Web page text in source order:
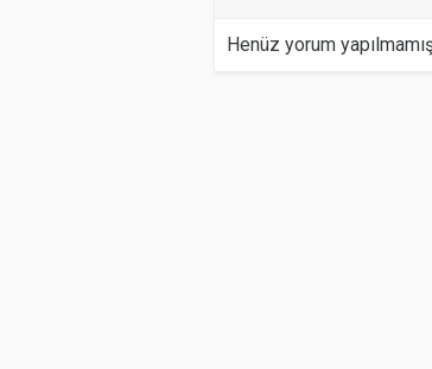
Henüz yorum